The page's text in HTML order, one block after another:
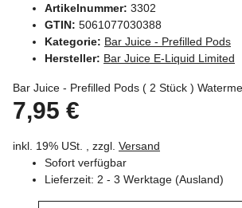
Artikelnummer: 3302
GTIN: 5061077030388
Kategorie: Bar Juice - Prefilled Pods
Hersteller: Bar Juice E-Liquid Limited
Bar Juice - Prefilled Pods ( 2 Stück )
7,95 €
inkl. 19% USt. , zzgl. Versand
Sofort verfügbar
Lieferzeit: 2 - 3 Werktage (Ausland)